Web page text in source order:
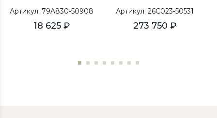
Артикул: 79A830-50908
18 625 ₽
Артикул: 26C023-50531
273 750 ₽